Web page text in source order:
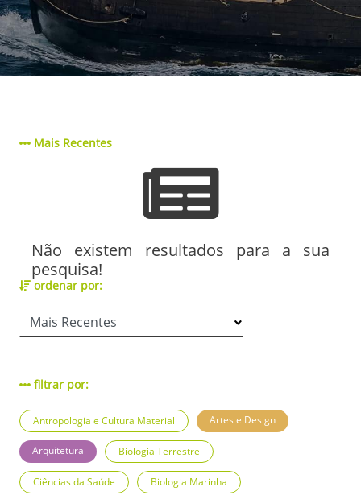
Mais Recentes
Não existem resultados para a sua
pesquisa!
ordenar por:
filtrar por:
Antropologia e Cultura Material Artes e Design
Arquitetura Biologia Terrestre
Ciências da Saúde Biologia Marinha